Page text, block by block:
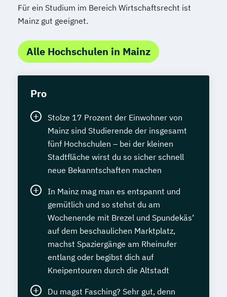
Für ein Studium im Bereich Wirtschaftsrecht ist
Mainz gut geeignet.
Alle Hochschulen in Mainz
Pro
Stolze 17 Prozent der Einwohner von
Mainz sind Studierende der insgesamt
fünf Hochschulen – bei der kleinen
Stadtfläche wirst du so sicher schnell
neue Bekanntschaften machen
In Mainz mag man es entspannt und
gemütlich und so stehst du am
Wochenende mit Brezel und Spundekäs‘
auf dem beschaulichen Marktplatz,
machst Spaziergänge am Rheinufer
entlang oder begibst dich auf
Kneipentouren durch die Altstadt
Du magst Fasching? Sehr gut, denn